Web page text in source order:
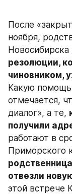
После
ноября,
Новосибирска
резолюции,
чиновником,
Какую помощь
отмечается,
диалог», а те,
получили
работают в
Приморского
отвезли
этой встрече